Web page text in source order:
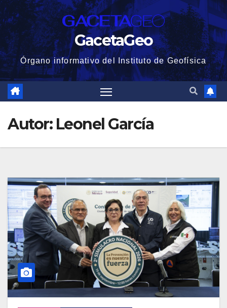
Saltar
al
contenido
GacetaGeo
Órgano informativo del Instituto de Geofísica
Autor: Leonel García